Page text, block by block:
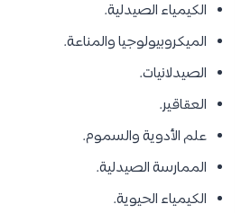
الكيمياء الصيدلية.
الميكروبيولوجيا والمناعة.
الصيدلانيات.
العقاقير.
علم الأدوية والسموم.
الممارسة الصيدلية.
الكيمياء الحيوية.